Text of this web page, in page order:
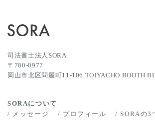
司法書士法人SORA
〒700-0977
岡山市北区問屋町11-106 TOIYACHO BOOTH
SORAについて
メッセージ
プロフィール
SORAの3